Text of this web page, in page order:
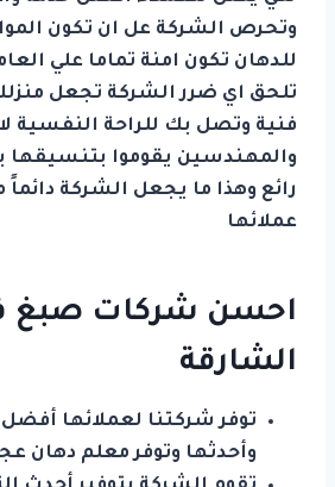
وتحرص الشركة عل ان تكون
للدهان تكون امنة تماما علي
تلحق اي ضرر الشركة تجعل
فنية وتصل بك للراحة النفسية
والمهندسين يقوموا
رائع وهذا ما يجعل الشركة
عملائها
احسن شركات صبغ
الشارقة
توفر شركتنا لعملائها أفضل
وأحدثها وتوفر معلم دهان